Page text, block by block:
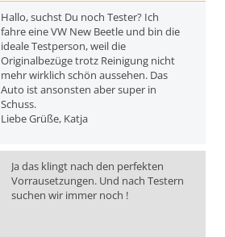
Hallo, suchst Du noch Tester? Ich
fahre eine VW New Beetle und bin die
ideale Testperson, weil die
Originalbezüge trotz Reinigung nicht
mehr wirklich schön aussehen. Das
Auto ist ansonsten aber super in
Schuss.
Liebe Grüße, Katja
Ja das klingt nach den perfekten
Vorrausetzungen. Und nach Testern
suchen wir immer noch !